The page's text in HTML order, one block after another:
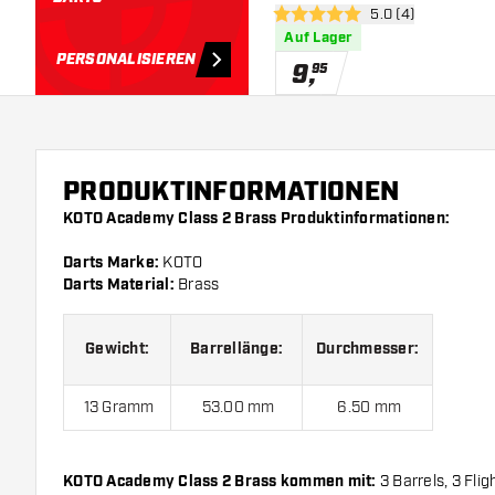
PERSONALISIEREN
5 Bewertungssterne
5.0 (4)
Auf Lager
9,95
PRODUKTINFORMATIONEN
KOTO Academy Class 2 Brass Produktinformationen:
Darts Marke: KOTO
Darts Material: Brass
Gewicht: Barrellänge: Durchmesser:
13 Gramm 53.00 mm 6.50 mm
KOTO Academy Class 2 Brass kommen mit: 3 Barrels, 3